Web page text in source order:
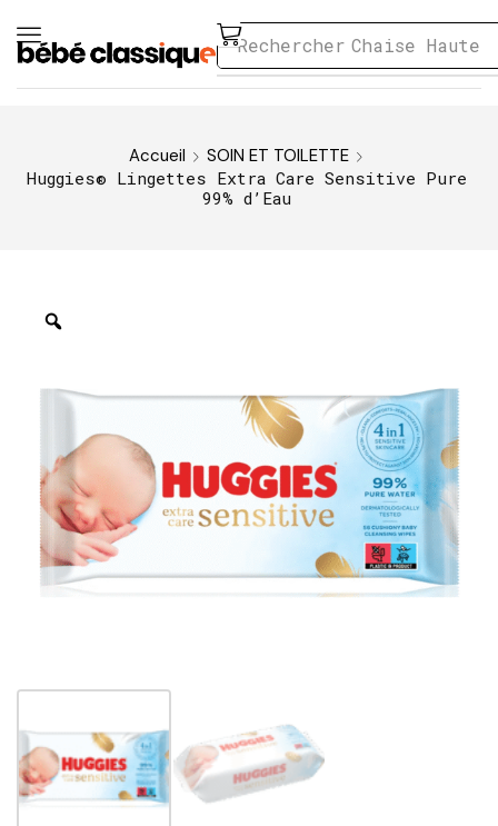
Rechercher Chaise Haute
Accueil
SOIN ET TOILETTE
Huggies® Lingettes Extra Care Sensitive Pure
99% d’Eau